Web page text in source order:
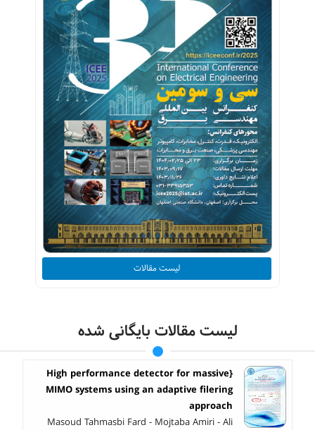
لیست مقالات
لیست مقالات بایگانی شده
{High performance detector for massive
MIMO systems using an adaptive filering
approach
Masoud Tahmasbi Fard - Mojtaba Amiri - Ali